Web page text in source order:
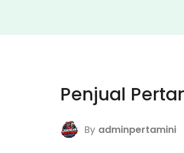
Penjual
By adminpertamini